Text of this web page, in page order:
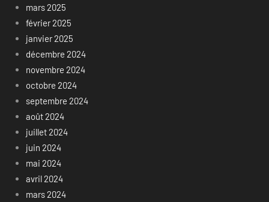
mars 2025
février 2025
janvier 2025
décembre 2024
novembre 2024
octobre 2024
septembre 2024
août 2024
juillet 2024
juin 2024
mai 2024
avril 2024
mars 2024